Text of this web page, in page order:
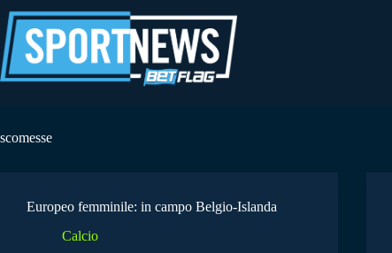
al
contenuto
scomesse
Europeo femminile: in campo Belgio-Islanda
Calcio